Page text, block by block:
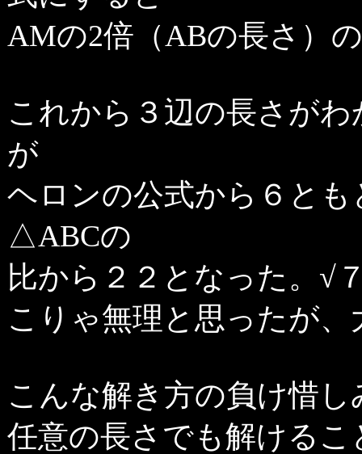
AMの2倍（ABの長さ）
これから３辺の長さが
が
ヘロンの公式から６と
△ABCの
比から２２となった。√
こりゃ無理と思ったが、
こんな解き方の負け惜
任意の長さでも解ける